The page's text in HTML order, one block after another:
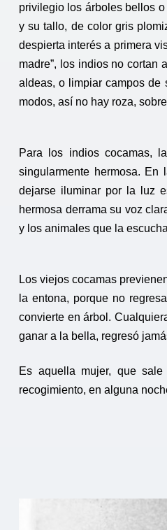
privilegio los árboles bellos
y su tallo, de color gris
despierta interés a primera
madre”, los indios no cortan
aldeas, o limpiar campos de
modos, así no hay roza,
Para los indios cocamas,
singularmente hermosa.
dejarse iluminar por la luz
hermosa derrama su voz
y los animales que la
Los viejos cocamas
la entona, porque no
convierte en árbol.
ganar a la bella, regresó
Es aquella mujer, que
recogimiento, en alguna